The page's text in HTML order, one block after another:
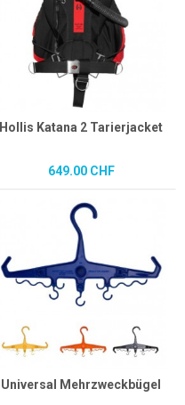
Hollis Katana 2 Tarierjacket
649.00 CHF
Universal Mehrzweckbügel